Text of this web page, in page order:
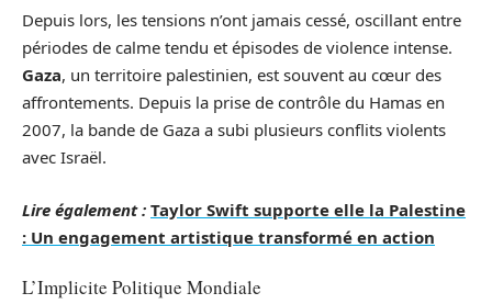
Depuis lors, les tensions n’ont jamais cessé, oscillant entre
périodes de calme tendu et épisodes de violence intense.
Gaza, un territoire palestinien, est souvent au cœur des
affrontements. Depuis la prise de contrôle du Hamas en
2007, la bande de Gaza a subi plusieurs conflits violents
avec Israël.
Lire également : Taylor Swift supporte elle la Palestine
: Un engagement artistique transformé en action
L’Implicite Politique Mondiale